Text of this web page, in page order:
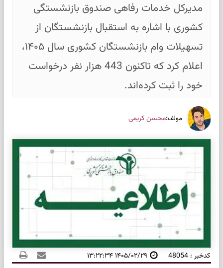
مدیرکل خدمات رفاهی صندوق بازنشستگی
کشوری با اشاره به استقبال بازنشستگان از
تسهیلات وام بازنشستگان کشوری سال ۱۴۰۵،
اعلام کرد که تاکنون 443 هزار نفر درخواست
خود را ثبت کرده‌اند.
مولف:محسن کریمی
کدخبر : 48054 ۱۴۰۵/۰۲/۲۹ ۱۳:۲۲:۳۴